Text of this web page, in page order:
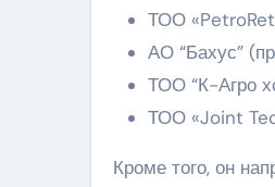
ТОО
АО “Бахус”
ТОО “К-Агро
ТОО «Joint
Кроме того, он